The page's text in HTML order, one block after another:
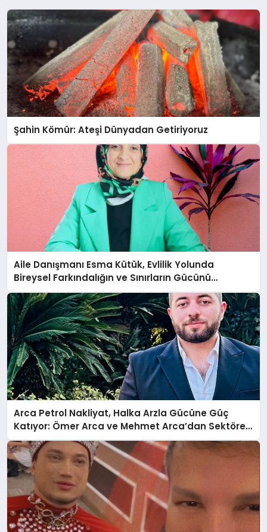
Şahin Kömür: Ateşi Dünyadan Getiriyoruz
Aile Danışmanı Esma Kütük, Evlilik Yolunda
Bireysel Farkındalığın ve Sınırların Gücünü
Anlatıyor
Arca Petrol Nakliyat, Halka Arzla Gücüne Güç
Katıyor: Ömer Arca ve Mehmet Arca’dan Sektöre
Güçlü Yatırım